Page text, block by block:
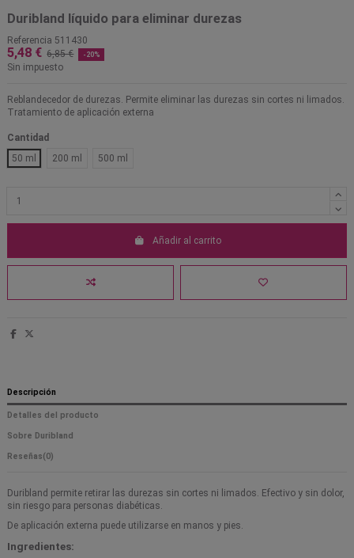
Duribland líquido para eliminar durezas
Referencia 511430
5,48 € 6,85 € -20%
Sin impuesto
Reblandecedor de durezas. Permite eliminar las durezas sin cortes ni limados.
Tratamiento de aplicación externa
Cantidad
50 ml
200 ml 500 ml
Añadir al carrito
Descripción
Detalles del producto
Sobre Duribland
Reseñas(0)
Duribland permite retirar las durezas sin cortes ni limados. Efectivo y sin dolor,
sin riesgo para personas diabéticas.
De aplicación externa puede utilizarse en manos y pies.
Ingredientes: